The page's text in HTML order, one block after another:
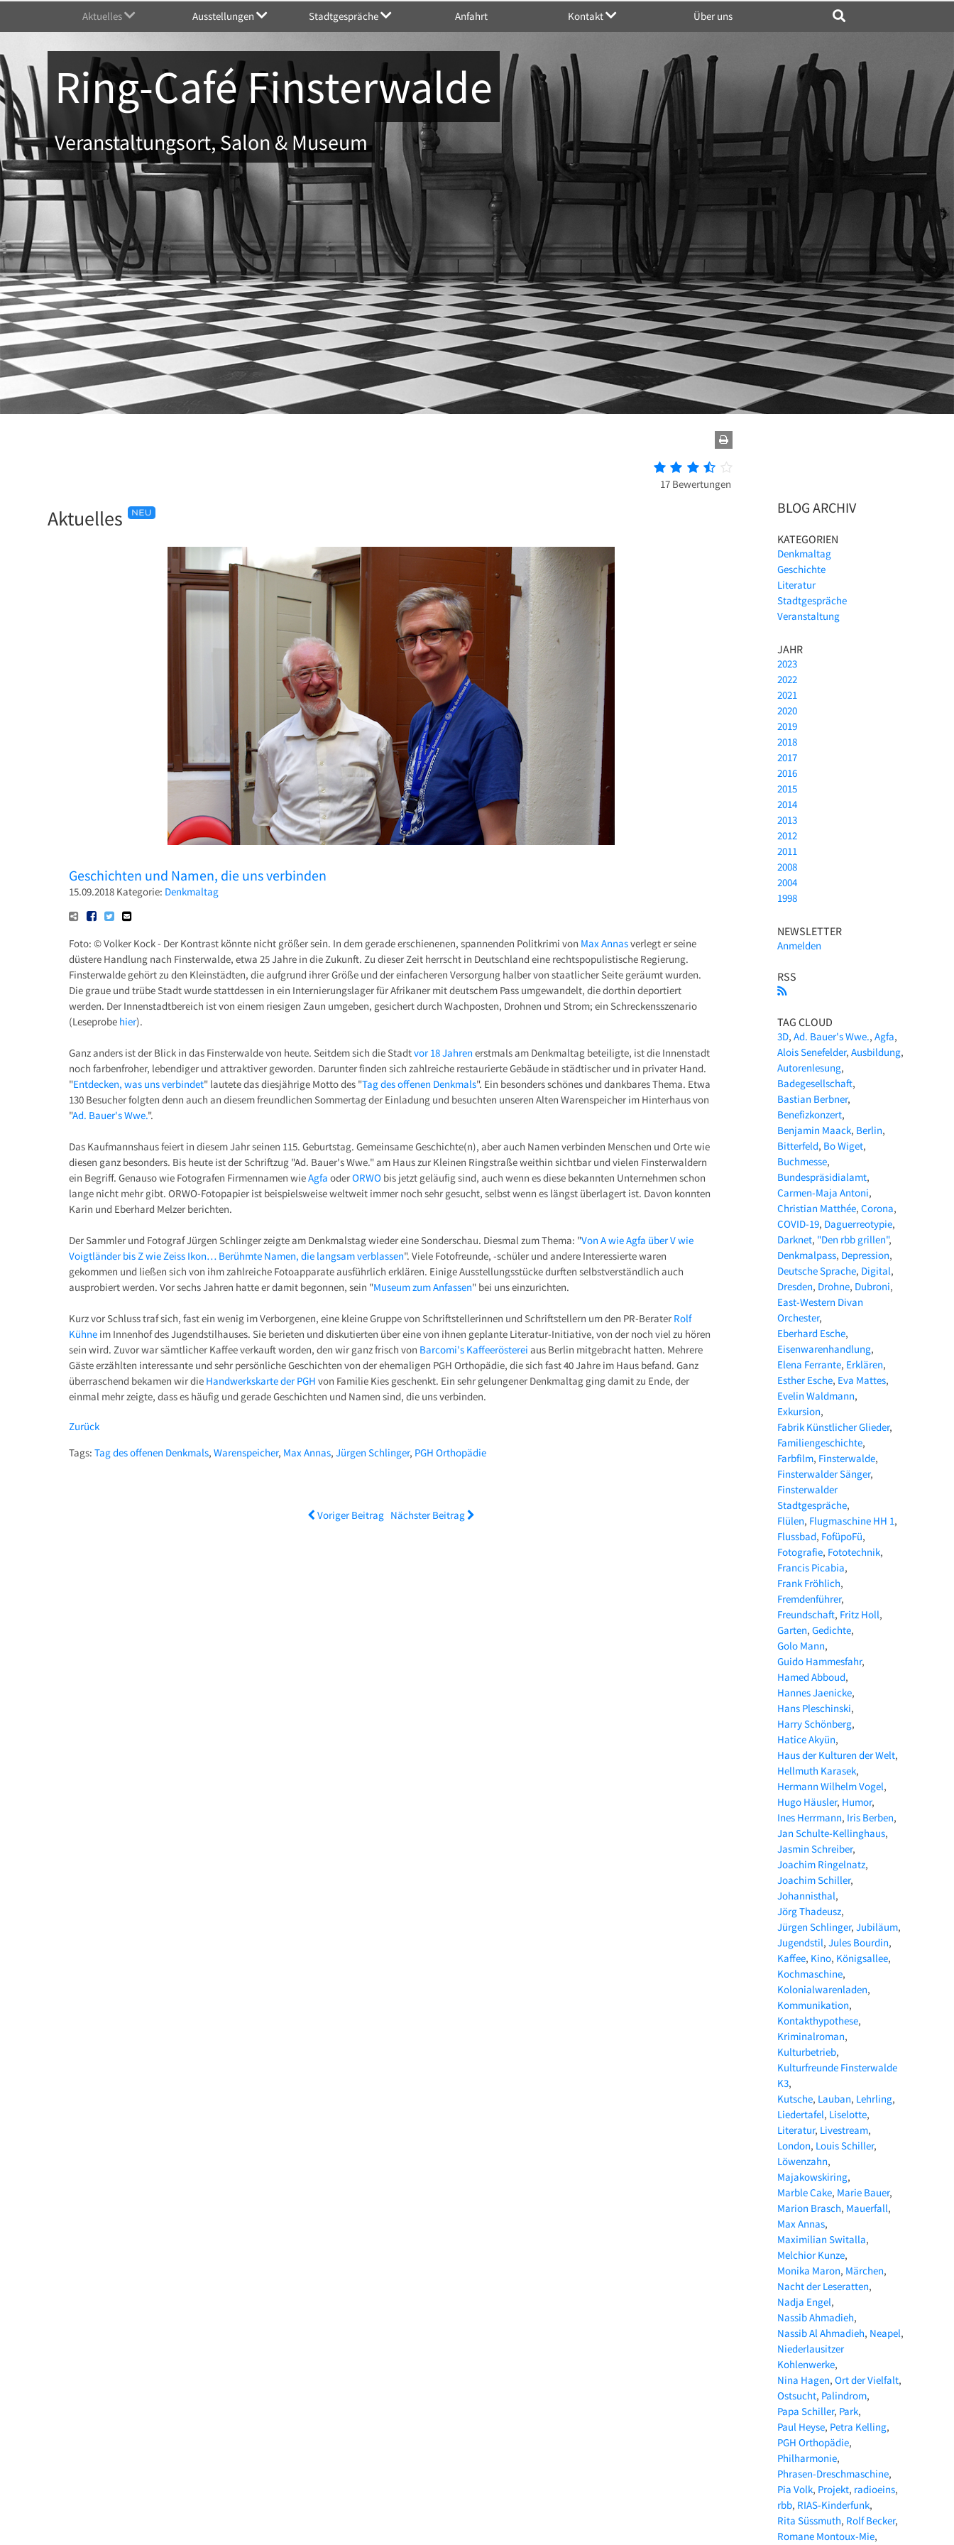
Aktuelles Ausstellungen Stadtgespräche Anfahrt Kontakt Über uns
Ring-Café Finsterwalde
Veranstaltungsort, Salon & Museum
17 Bewertungen
Aktuelles
Geschichten und Namen, die uns verbinden
15.09.2018 Kategorie: Denkmaltag
Foto: © Volker Kock - Der Kontrast könnte nicht größer sein. In dem gerade erschienenen, spannenden Politkrimi von Max Annasverlegt er seine
düstere Handlung nach Finsterwalde, etwa 25 Jahre in die Zukunft. Zu dieser Zeit herrscht in Deutschland eine rechtspopulistische Regierung.
Finsterwalde gehört zu den Kleinstädten, die aufgrund ihrer Größe und der einfacheren Versorgung halber von staatlicher Seite geräumt wurden.
Die graue und trübe Stadt wurde stattdessen in ein Internierungslager für Afrikaner mit deutschem Pass umgewandelt, die dorthin deportiert
werden. Der Innenstadtbereich ist von einem riesigen Zaun umgeben, gesichert durch Wachposten, Drohnen und Strom; ein Schreckensszenario
(Leseprobe hier).
Ganz anders ist der Blick in das Finsterwalde von heute. Seitdem sich die Stadtvor 18 Jahren erstmals am Denkmaltag beteiligte, ist die Innenstadt
noch farbenfroher, lebendiger und attraktiver geworden. Darunter finden sich zahlreiche restaurierte Gebäude in städtischer und in privater Hand.
"Entdecken, was uns verbindet" lautete das diesjährige Motto des "Tag des offenen Denkmals". Ein besonders schönes und dankbares Thema. Etwa
130 Besucher folgten denn auch an diesem freundlichen Sommertag der Einladung und besuchten unseren Alten Warenspeicher im Hinterhaus von
"Ad. Bauer's Wwe.".
Das Kaufmannshaus feiert in diesem Jahr seinen 115. Geburtstag. Gemeinsame Geschichte(n), aber auch Namen verbinden Menschen und Orte wie
diesen ganz besonders. Bis heute ist der Schriftzug "Ad. Bauer's Wwe." am Haus zur Kleinen Ringstraße weithin sichtbar und vielen Finsterwaldern
ein Begriff. Genauso wie Fotografen Firmennamen wieAgfa oderORWO bis jetzt geläufig sind, auch wenn es diese bekannten Unternehmen schon
lange nicht mehr gibt. ORWO-Fotopapier ist beispielsweise weltweit immer noch sehr gesucht, selbst wenn es längst überlagert ist. Davon konnten
Karin und Eberhard Melzer berichten.
Der Sammler und Fotograf Jürgen Schlinger zeigte am Denkmalstag wieder eine Sonderschau. Diesmal zum Thema: "Von A wie Agfa über V wie
Voigtländer bis Z wie Zeiss Ikon… Berühmte Namen, die langsam verblassen". Viele Fotofreunde, -schüler und andere Interessierte waren
gekommen und ließen sich von ihm zahlreiche Fotoapparate ausführlich erklären. Einige Ausstellungsstücke durften selbstverständlich auch
ausprobiert werden. Vor sechs Jahren hatte er damit begonnen, sein "Museum zum Anfassen" bei uns einzurichten.
Kurz vor Schluss traf sich, fast ein wenig im Verborgenen, eine kleine Gruppe von Schriftstellerinnen und Schriftstellern um den PR-Berater Rolf
Kühne im Innenhof des Jugendstilhauses. Sie berieten und diskutierten über eine von ihnen geplante Literatur-Initiative, von der noch viel zu hören
sein wird. Zuvor war sämtlicher Kaffee verkauft worden, den wir ganz frisch von Barcomi's Kaffeerösterei aus Berlin mitgebracht hatten. Mehrere
Gäste erzählten interessante und sehr persönliche Geschichten von der ehemaligen PGH Orthopädie, die sich fast 40 Jahre im Haus befand. Ganz
überraschend bekamen wir die Handwerkskarte der PGH von Familie Kies geschenkt. Ein sehr gelungener Denkmaltag ging damit zu Ende, der
einmal mehr zeigte, dass es häufig und gerade Geschichten und Namen sind, die uns verbinden.
Zurück
Tags:Tag des offenen Denkmals,Warenspeicher, Max Annas,Jürgen Schlinger, PGH Orthopädie
Voriger Beitrag Nächster Beitrag
BLOG ARCHIV
KATEGORIEN
Denkmaltag
Geschichte
Literatur
Stadtgespräche
Veranstaltung
JAHR
2023
2022
2021
2020
2019
2018
2017
2016
2015
2014
2013
2012
2011
2008
2004
1998
NEWSLETTER
Anmelden
RSS
TAG CLOUD
3D Ad. Bauer's Wwe. Agfa
Alois Senefelder Ausbildung
Autorenlesung
Badegesellschaft
Bastian Berbner
Benefizkonzert
Benjamin Maack Berlin
Bitterfeld Bo Wiget
Buchmesse
Bundespräsidialamt
Carmen-Maja Antoni
Christian Matthée Corona
COVID-19 Daguerreotypie
Darknet "Den rbb grillen"
Denkmalpass Depression
Deutsche Sprache Digital
Dresden Drohne Dubroni
East-Western Divan
Orchester
Eberhard Esche
Eisenwarenhandlung
Elena Ferrante Erklären
Esther Esche Eva Mattes
Evelin Waldmann
Exkursion
Fabrik Künstlicher Glieder
Familiengeschichte
Farbfilm Finsterwalde
Finsterwalder Sänger
Finsterwalder
Stadtgespräche
Flülen Flugmaschine HH 1
Flussbad FofüpoFü
Fotografie Fototechnik
Francis Picabia
Frank Fröhlich
Fremdenführer
Freundschaft Fritz Holl
Garten Gedichte
Golo Mann
Guido Hammesfahr
Hamed Abboud
Hannes Jaenicke
Hans Pleschinski
Harry Schönberg
Hatice Akyün
Haus der Kulturen der Welt
Hellmuth Karasek
Hermann Wilhelm Vogel
Hugo Häusler Humor
Ines Herrmann Iris Berben
Jan Schulte-Kellinghaus
Jasmin Schreiber
Joachim Ringelnatz
Joachim Schiller
Johannisthal
Jörg Thadeusz
Jürgen Schlinger Jubiläum
Jugendstil Jules Bourdin
Kaffee Kino Königsallee
Kochmaschine
Kolonialwarenladen
Kommunikation
Kontakthypothese
Kriminalroman
Kulturbetrieb
Kulturfreunde Finsterwalde
K3
Kutsche Lauban Lehrling
Liedertafel Liselotte
Literatur Livestream
London Louis Schiller
Löwenzahn
Majakowskiring
Marble Cake Marie Bauer
Marion Brasch Mauerfall
Max Annas
Maximilian Switalla
Melchior Kunze
Monika Maron Märchen
Nacht der Leseratten
Nadja Engel
Nassib Ahmadieh
Nassib Al Ahmadieh Neapel
Niederlausitzer
Kohlenwerke
Nina Hagen Ort der Vielfalt
Ostsucht Palindrom
Papa Schiller Park
Paul Heyse Petra Kelling
PGH Orthopädie
Philharmonie
Phrasen-Dreschmaschine
Pia Volk Projekt radioeins
rbb RIAS-Kinderfunk
Rita Süssmuth Rolf Becker
Romane Montoux-Mie